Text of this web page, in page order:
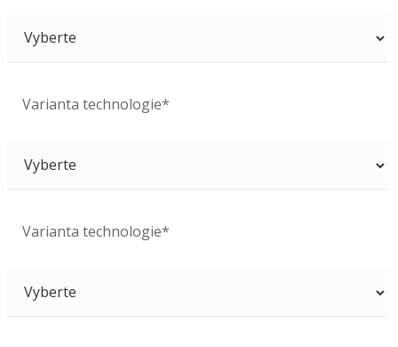
Varianta technologie*
Varianta technologie*